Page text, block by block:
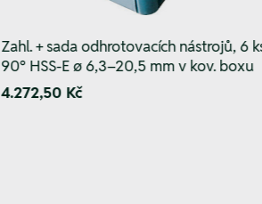
Zahl. + sada odhrotovacích nástrojů, 6
90° HSS-E ø 6,3–20,5 mm v kov. boxu
4.272,50 Kč